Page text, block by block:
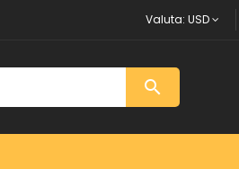
Valuta: USD
